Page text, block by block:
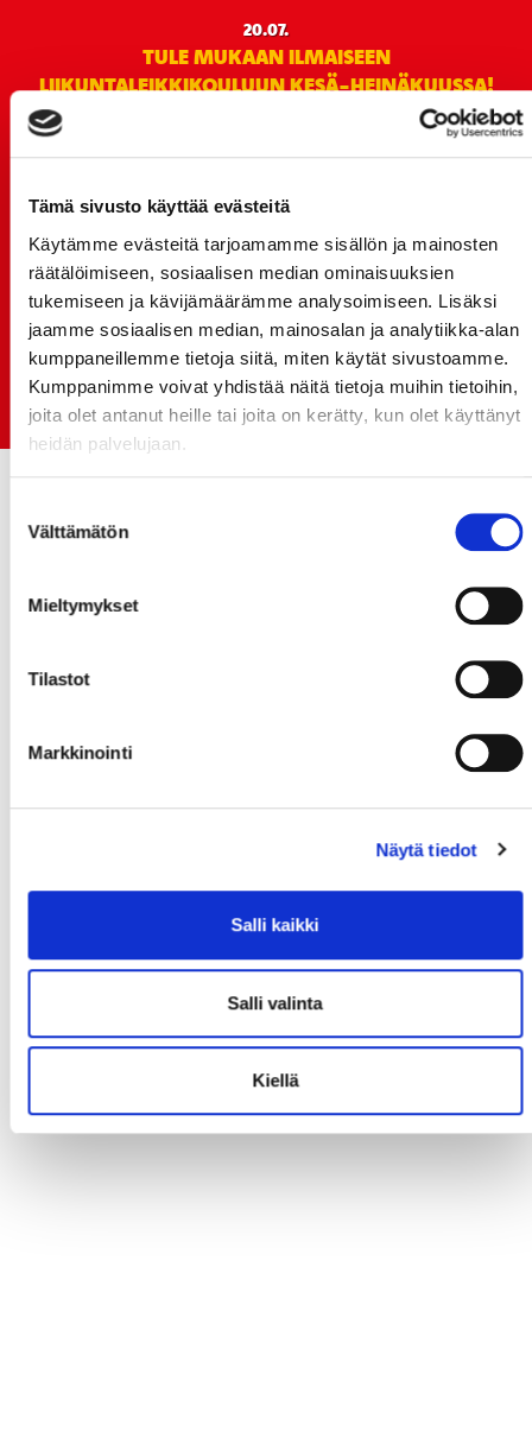
Tämä sivusto käyttää evästeitä
Käytämme evästeitä tarjoamamme sisällön ja mainosten
räätälöimiseen, sosiaalisen median ominaisuuksien
tukemiseen ja kävijämäärämme analysoimiseen. Lisäksi
jaamme sosiaalisen median, mainosalan ja analytiikka-alan
kumppaneillemme tietoja siitä, miten käytät sivustoamme.
Kumppanimme voivat yhdistää näitä tietoja muihin tietoihin,
joita olet antanut heille tai joita on kerätty, kun olet käyttänyt
heidän palvelujaan.
valinta
Välttämätön
Mieltymykset
Tilastot
Markkinointi
Näytä tiedot
Salli kaikki
Salli valinta
Kiellä
20.07.
TULE MUKAAN ILMAISEEN
LIIKUNTALEIKKIKOULUUN KESÄ-HEINÄKUUSSA!
SPORT-ÄSSÄT JA KOKO JOUKKUEEN MEET&GREET
Rinta-Joupin Autoliike jatkaa Sportin
pääyhteistyökumppanina Superkaudella – jatkoa
monikymmenvuotiselle yhteistyölle
06.07.
Early Bird-lippupaketit nyt myynnissä! - näe
Jokerit-matsi ja useat muut